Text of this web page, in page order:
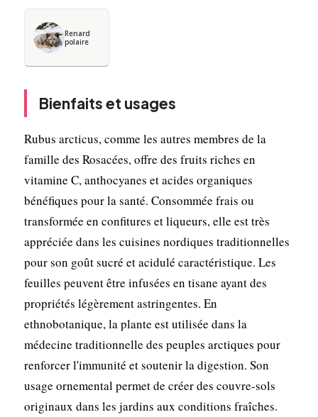
Renard
polaire
Bienfaits et usages
Rubus arcticus, comme les autres membres de la
famille des Rosacées, offre des fruits riches en
vitamine C, anthocyanes et acides organiques
bénéfiques pour la santé. Consommée frais ou
transformée en confitures et liqueurs, elle est très
appréciée dans les cuisines nordiques traditionnelles
pour son goût sucré et acidulé caractéristique. Les
feuilles peuvent être infusées en tisane ayant des
propriétés légèrement astringentes. En
ethnobotanique, la plante est utilisée dans la
médecine traditionnelle des peuples arctiques pour
renforcer l'immunité et soutenir la digestion. Son
usage ornemental permet de créer des couvre-sols
originaux dans les jardins aux conditions fraîches.